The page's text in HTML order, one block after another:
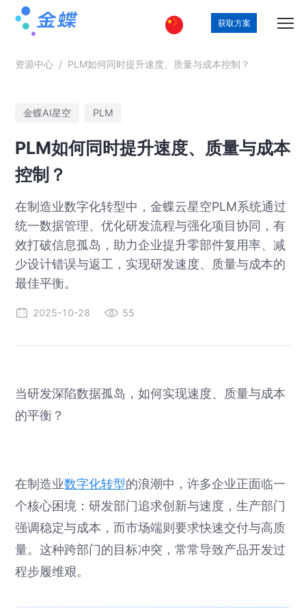
获取方案
资源中心 / PLM如何同时提升速度、质量与成本控制？
金蝶AI星空 PLM
PLM如何同时提升速度、质量与成本
控制？
在制造业数字化转型中，金蝶云星空PLM系统通过
统一数据管理、优化研发流程与强化项目协同，有
效打破信息孤岛，助力企业提升零部件复用率、减
少设计错误与返工，实现研发速度、质量与成本的
最佳平衡。
2025-10-28 55
当研发深陷数据孤岛，如何实现速度、质量与成本
的平衡？
在制造业数字化转型的浪潮中，许多企业正面临一
个核心困境：研发部门追求创新与速度，生产部门
强调稳定与成本，而市场端则要求快速交付与高质
量。这种跨部门的目标冲突，常常导致产品开发过
程步履维艰。